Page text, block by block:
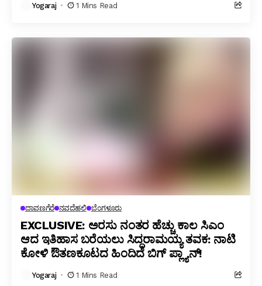
Yogaraj 1 Mins Read
ದಾವಣಗೆರೆ ನವದೆಹಲಿ ಬೆಂಗಳೂರು
EXCLUSIVE: ಅರಸು ನಂತರ ಹೆಚ್ಚು ಕಾಲ ಸಿಎಂ
ಆದ ಇತಿಹಾಸ ಬರೆಯಲು ಸಿದ್ದರಾಮಯ್ಯ ತವಕ: ನಾಟಿ
ಕೋಳಿ ಔತಣಕೂಟದ ಹಿಂದಿದೆ ಬಿಗ್ ಪ್ಲ್ಯಾನ್!
Yogaraj 1 Mins Read